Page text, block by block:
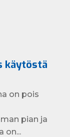
käytöstä
on pois
pian ja
on...